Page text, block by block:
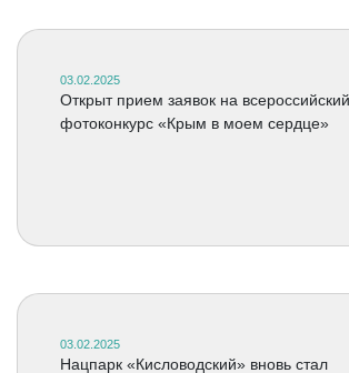
03.02.2025
Открыт прием заявок на всероссийский
фотоконкурс «Крым в моем сердце»
03.02.2025
Нацпарк «Кисловодский» вновь стал